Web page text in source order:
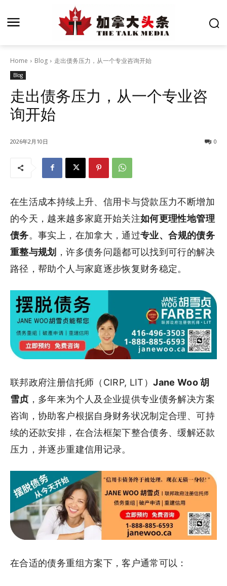
Home Blog 走出债务压力，从一个专业咨询开始
Blog
走出债务压力，从一个专业咨
询开始
2026年2月10日 0
在生活成本持续上升、信用卡与贷款压力不断增加
的今天，越来越多家庭开始关注如何更理性地管理
债务。事实上，在加拿大，通过专业、合规的债务
重整与规划 ，许多债务问题都可以找到可行的解决
路径，帮助个人与家庭逐步恢复财务稳定。
联邦政府注册信托师（CIRP, LIT）Jane Woo 胡
雪贞 ，多年来为个人及企业提供专业债务解决方案
咨询，协助客户根据自身财务状况制定合理、可持
续的还款安排，在合法框架下整合债务、缓解还款
压力，并逐步重建信用记录。
在合适的债务重组方案下，客户通常可以：